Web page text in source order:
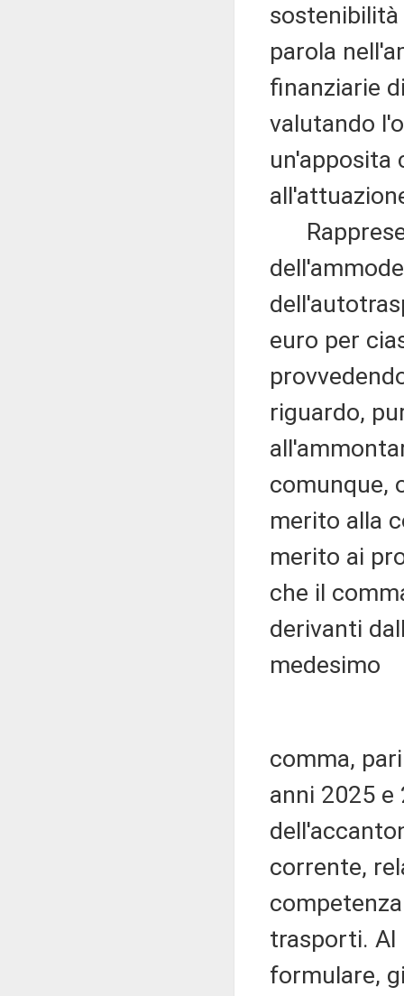
parola
finanziarie
valutando
un'apposita
euro per
riguardo,
comunque,
merito alla
merito ai
che il
derivanti
medesimo
comma,
anni 2025
corrente,
trasporti. Al
formulare,